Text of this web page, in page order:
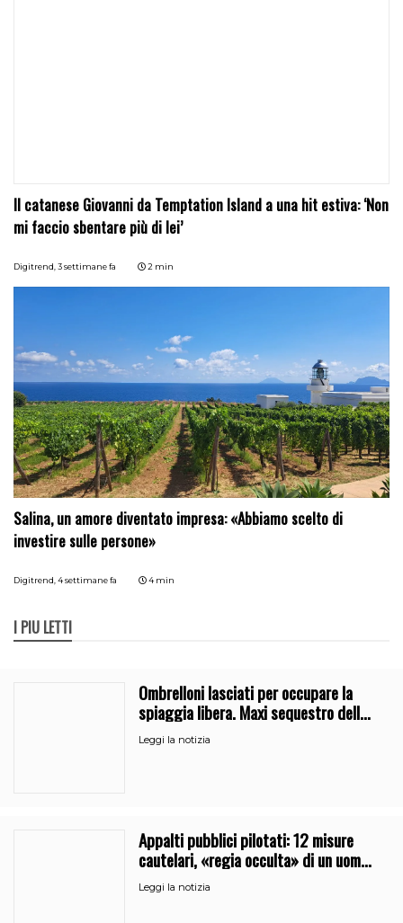
Il catanese Giovanni da Temptation Island a una hit estiva: ‘Non
mi faccio sbentare più di lei’
Digitrend, 3 settimane fa 2 min
Salina, un amore diventato impresa: «Abbiamo scelto di
investire sulle persone»
Digitrend, 4 settimane fa 4 min
I PIÙ LETTI
Ombrelloni lasciati per occupare la
spiaggia libera. Maxi sequestro della
Guardia Costiera
Leggi la notizia
Appalti pubblici pilotati: 12 misure
cautelari, «regia occulta» di un uomo
vicino al clan
Leggi la notizia